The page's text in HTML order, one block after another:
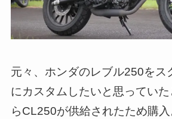
元々、ホンダのレブル250をス
にカスタムしたいと思ってい
らCL250が供給されたため購